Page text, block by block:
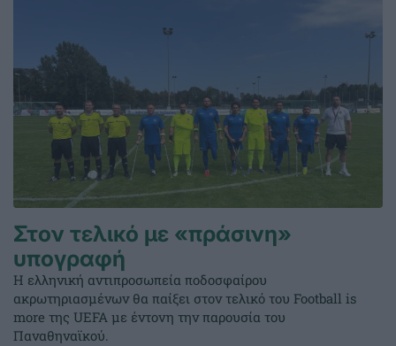
Στον τελικό με «πράσινη»
υπογραφή
Η ελληνική αντιπροσωπεία ποδοσφαίρου
ακρωτηριασμένων θα παίξει στον τελικό του Football is
more της UEFA με έντονη την παρουσία του
Παναθηναϊκού.